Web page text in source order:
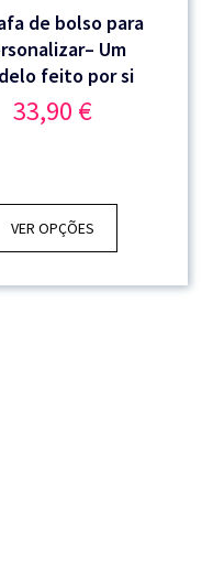
de bolso para
Um
feito por si
33,90 €
VER OPÇÕES